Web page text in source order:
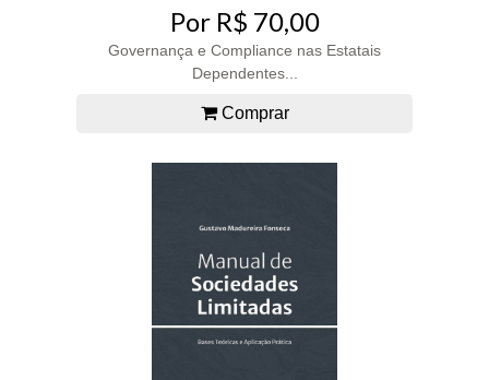
Por R$ 70,00
Governança e Compliance nas Estatais
Dependentes...
Comprar